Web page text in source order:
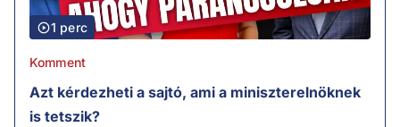
1 perc
Komment
Azt kérdezheti a sajtó, ami a miniszterelnöknek
is tetszik?